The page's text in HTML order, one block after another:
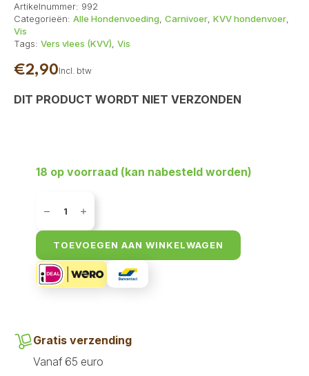
Artikelnummer: 992
Categorieën: Alle Hondenvoeding Carnivoer KVV hondenvoer
Vis
Tags: Vers vlees (KVV) Vis
€2,90Incl. btw
DIT PRODUCT WORDT NIET VERZONDEN
18 op voorraad (kan nabesteld worden)
Vis
250
gr
aantalTOEVOEGEN AAN WINKELWAGEN
Gratis verzending
Vanaf 65 euro